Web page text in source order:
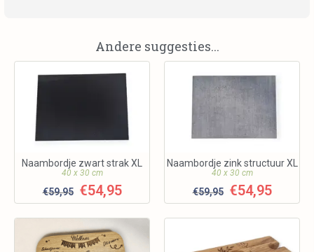
Andere suggesties...
Naambordje zwart strak XL
40 x 30 cm
€59,95 €54,95
Naambordje zink structuur XL
40 x 30 cm
€59,95 €54,95